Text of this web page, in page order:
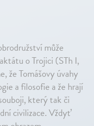
může
o Trojici (STh I,
že Tomášovy úvahy
a filosofie a že hrají
který tak či
civilizace. Vždyť